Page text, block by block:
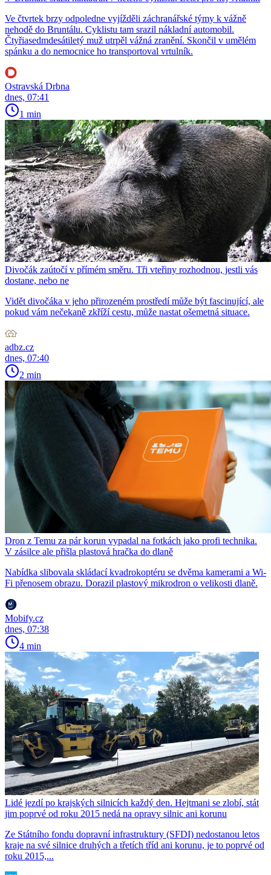
Ve čtvrtek brzy odpoledne vyjížděli záchranářské týmy k vážně
nehodě do Bruntálu. Cyklistu tam srazil nákladní automobil.
Čtyřiasedmdesátiletý muž utrpěl vážná zranění. Skončil v umělém
spánku a do nemocnice ho transportoval vrtulník.
Ostravská Drbna
dnes, 07:41
1 min
Divočák zaútočí v přímém směru. Tři vteřiny rozhodnou, jestli vás
dostane, nebo ne
Vidět divočáka v jeho přirozeném prostředí může být fascinující, ale
pokud vám nečekaně zkříží cestu, může nastat ošemetná situace.
adbz.cz
dnes, 07:40
2 min
Dron z Temu za pár korun vypadal na fotkách jako profi technika.
V zásilce ale přišla plastová hračka do dlaně
Nabídka slibovala skládací kvadrokoptéru se dvěma kamerami a Wi-
Fi přenosem obrazu. Dorazil plastový mikrodron o velikosti dlaně.
Mobify.cz
dnes, 07:38
4 min
Lidé jezdí po krajských silnicích každý den. Hejtmani se zlobí, stát
jim poprvé od roku 2015 nedá na opravy silnic ani korunu
Ze Státního fondu dopravní infrastruktury (SFDI) nedostanou letos
kraje na své silnice druhých a třetích tříd ani korunu, je to poprvé od
roku 2015,...